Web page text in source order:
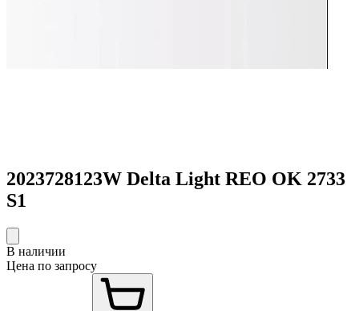
2023728123W Delta Light REO OK 2733
S1
В наличии
Цена по запросу